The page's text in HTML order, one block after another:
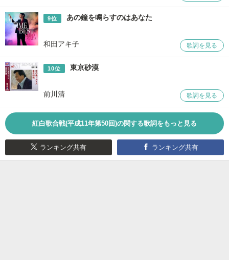
9位 あの鐘を鳴らすのはあなた
和田アキ子 歌詞を見る
10位 東京砂漠
前川清 歌詞を見る
紅白歌合戦(平成11年第50回)の関する歌詞をもっと見る
ランキング共有 ランキング共有